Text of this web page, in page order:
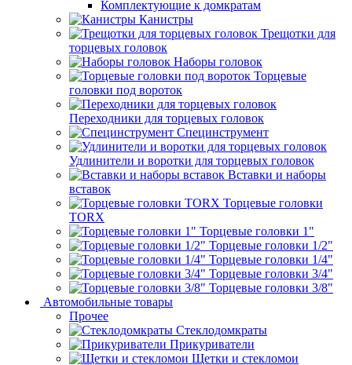
Комплектующие к домкратам
Канистры
Трещотки для
торцевых головок
Наборы головок
Торцевые
головки под вороток
Переходники для торцевых головок
Специнструмент
Удлинители и воротки для торцевых головок
Вставки и наборы
вставок
Торцевые головки
TORX
Торцевые головки 1"
Торцевые головки 1/2"
Торцевые головки 1/4"
Торцевые головки 3/4"
Торцевые головки 3/8"
Автомобильные товары
Прочее
Стеклодомкраты
Прикуриватели
Щетки и стекломои